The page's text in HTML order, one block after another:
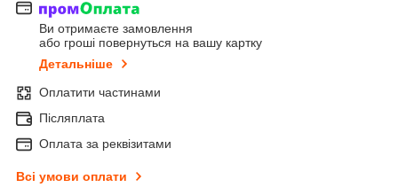
Ви отримаєте замовлення
або гроші повернуться на вашу картку
Детальніше
Оплатити частинами
Післяплата
Оплата за реквізитами
Всі умови оплати